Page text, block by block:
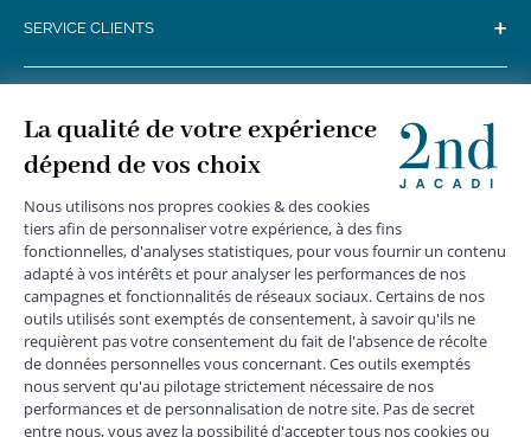
SERVICE CLIENTS +
MENTIONS LÉGALES
DONNÉES PERSONNELLES
*Livraison express gratuite en point relais dès 59 € et à domicile dès 150
€ vers la France Métropolitaine
Les données collectées par la société JACADI, responsable
du traitement, sont nécessaires à l'envoi de newsletters, à la
création de compte, pour le traitement, le suivi et la livraison
de votre commande, ainsi que pour le suivi de votre
adhésion au programme fidélité. Conformément au